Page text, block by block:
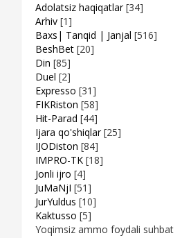
Adolatsiz haqiqatlar [34]
Arhiv [1]
Baxs| Tanqid | Janjal [516]
BeshBet [20]
Din [85]
Duel [2]
Expresso [31]
FIKRiston [58]
Hit-Parad [44]
Ijara qo'shiqlar [25]
IJODiston [84]
IMPRO-TK [18]
Jonli ijro [4]
JuMaNjI [51]
JurYuldus [10]
Kaktusso [5]
Yoqimsiz ammo foydali suhbat